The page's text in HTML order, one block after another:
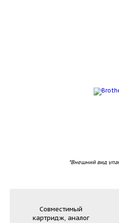
*Внешний вид
Совместимый
картридж, аналог